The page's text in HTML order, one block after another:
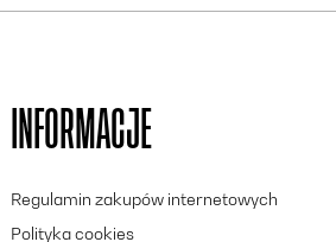
INFORMACJE
Regulamin zakupów internetowych
Polityka cookies